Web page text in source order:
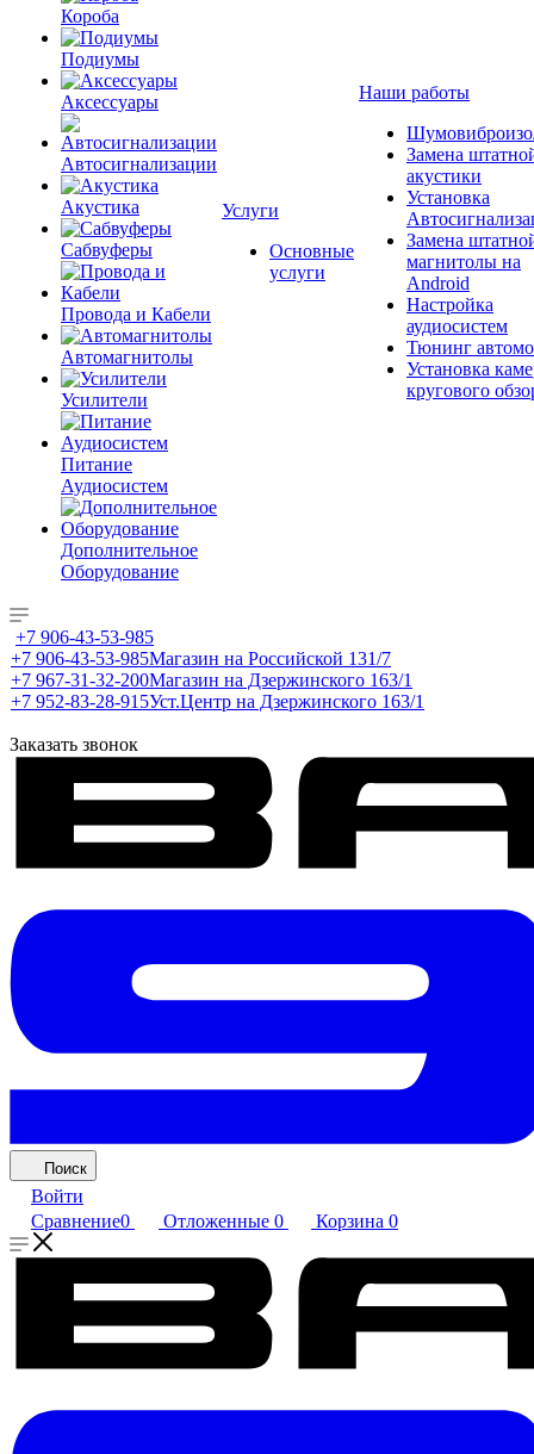
Короба
Подиумы
Аксессуары
Автосигнализации
Акустика
Сабвуферы
Провода и Кабели
Автомагнитолы
Усилители
Питание
Аудиосистем
Дополнительное
Оборудование
Услуги
Основные
услуги
Наши работы
Замена
акустики
Установка
Замена
магнитолы на
Android
Настройка
аудиосистем
Тюнинг
Установка
кругового
+7 906-43-53-985
+7 906-43-53-985Магазин на Российской 131/7
+7 967-31-32-200Магазин на Дзержинского 163/1
+7 952-83-28-915Уст.Центр на Дзержинского 163/1
Заказать звонок
Поиск
Войти
Сравнение0 Отложенные 0 Корзина 0